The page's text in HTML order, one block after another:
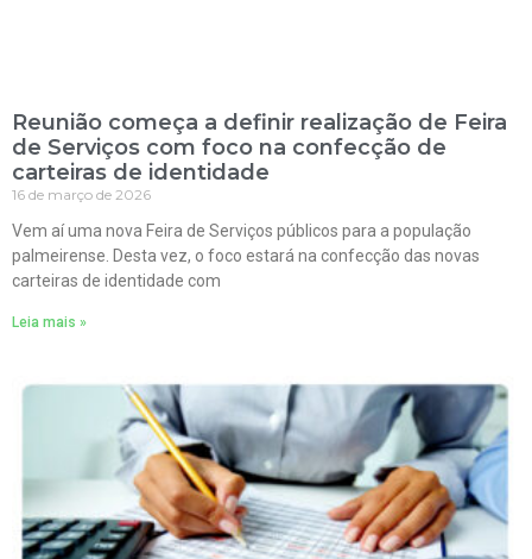
Reunião começa a definir realização de Feira
de Serviços com foco na confecção de
carteiras de identidade
16 de março de 2026
Vem aí uma nova Feira de Serviços públicos para a população
palmeirense. Desta vez, o foco estará na confecção das novas
carteiras de identidade com
Leia mais »